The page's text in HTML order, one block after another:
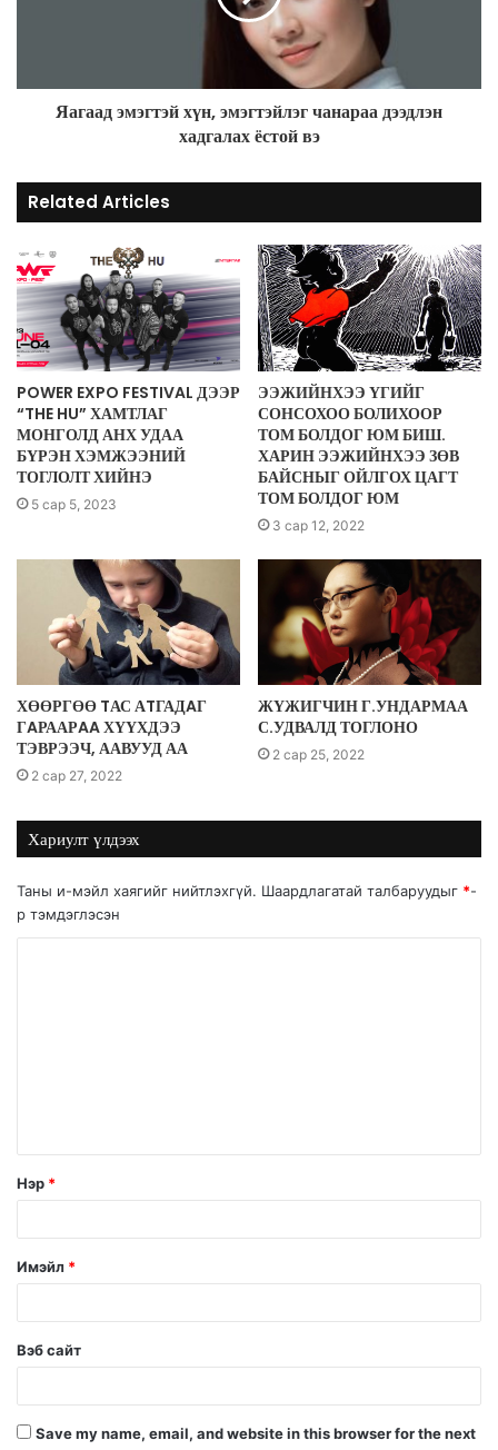
Яагаад эмэгтэй хүн, эмэгтэйлэг чанараа дээдлэн
хадгалах ёстой вэ
Related Articles
POWER EXPO FESTIVAL ДЭЭР
“THE HU” ХАМТЛАГ
МОНГОЛД АНХ УДАА
БҮРЭН ХЭМЖЭЭНИЙ
ТОГЛОЛТ ХИЙНЭ
5 сар 5, 2023
ЭЭЖИЙНХЭЭ ҮГИЙГ
СОНСОХОО БОЛИХООР
ТОМ БОЛДОГ ЮМ БИШ.
ХАРИН ЭЭЖИЙНХЭЭ ЗӨВ
БАЙСНЫГ ОЙЛГОХ ЦАГТ
ТОМ БОЛДОГ ЮМ
3 сар 12, 2022
ХӨӨРГӨӨ TАС АTГАДAГ
ГAРААРAA ХҮҮХДЭЭ
ТЭВРЭЭЧ, ААВУУД АА
2 сар 27, 2022
ЖҮЖИГЧИН Г.УНДАРМАА
С.УДВАЛД ТОГЛОНО
2 сар 25, 2022
Хариулт үлдээх
Таны и-мэйл хаягийг нийтлэхгүй. Шаардлагатай талбаруудыг *-
р тэмдэглэсэн
Нэр *
Имэйл *
Вэб сайт
Save my name, email, and website in this browser for the next